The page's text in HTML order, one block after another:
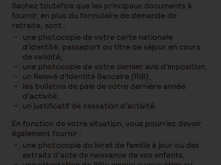
Sachez toutefois que les principaux documents à
fournir, en plus du formulaire de demande de
retraite, sont :
une photocopie de votre carte nationale
d’identité, passeport ou titre de séjour en cours
de validité,
une photocopie de votre dernier avis d’imposition,
un Relevé d’Identité Bancaire (RIB),
les bulletins de paie de votre dernière année
d’activité,
un justificatif de cessation d’activité.
En fonction de votre situation, vous pourriez devoir
également fournir :
une photocopie du livret de famille à jour ou des
extraits d’acte de naissance de vos enfants,